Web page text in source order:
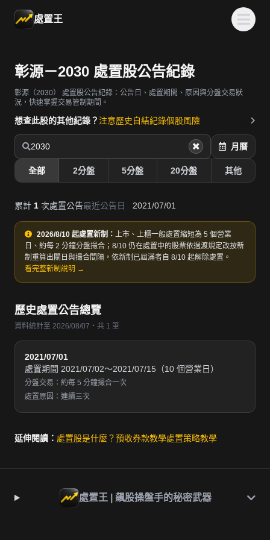
處置王
彰源－2030 處置股公告紀錄
彰源（2030）
處置股公告紀錄：公告日、處置期間、原因與分盤交易狀
況，快速掌握交易管制期間。
想查此股的其他紀錄？ 注意歷史自結紀錄個股風險
2030 月曆
全部 2分盤 5分盤 20分盤 其他
累計 1 次處置公告最近公告日 2021/07/01
2026/8/10 起處置新制： 上市、上櫃一般處置縮短為 5 個營業
日、約每 2 分鐘分盤撮合；8/10 仍在處置中的股票依過渡規定改按新
制重算出關日與撮合間隔，依新制已屆滿者自 8/10 起解除處置。
看完整新制說明 →
歷史處置公告總覽
資料統計至 2026/08/07・共 1 筆
2021/07/01
處置期間 2021/07/02～2021/07/15（10 個營業日）
分盤交易：約每 5 分鐘撮合一次
處置原因：連續三次
延伸閱讀： 處置股是什麼？預收券款教學處置策略教學
處置王 | 飆股操盤手的秘密武器